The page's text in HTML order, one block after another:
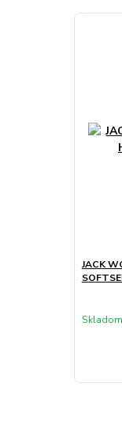
JACK
Skladom